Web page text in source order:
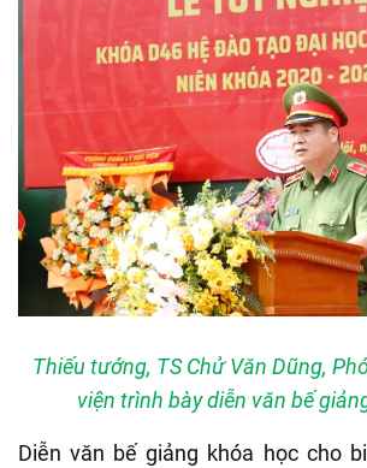
Thiếu tướng, TS Chử Văn Dũng,
viện trình bày diễn văn bế
Diễn văn bế giảng khóa học cho